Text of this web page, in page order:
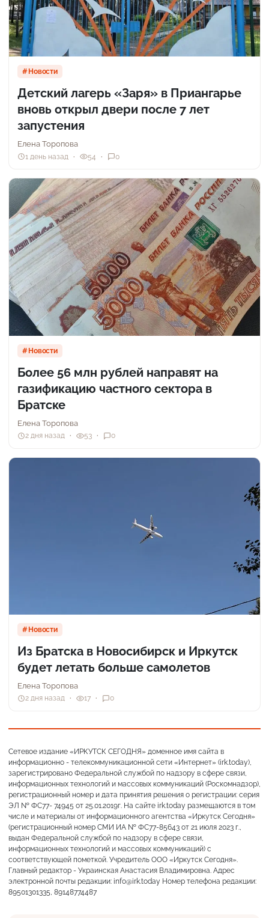
Новости
Детский лагерь «Заря» в Приангарье
вновь открыл двери после 7 лет
запустения
Елена Торопова
1 день назад 54 0
Новости
Более 56 млн рублей направят на
газификацию частного сектора в
Братске
Елена Торопова
2 дня назад 53 0
Новости
Из Братска в Новосибирск и Иркутск
будет летать больше самолетов
Елена Торопова
2 дня назад 17 0
Сетевое издание «ИРКУТСК СЕГОДНЯ» доменное имя сайта в
информационно - телекоммуникационной сети «Интернет» (irk.today),
зарегистрировано Федеральной службой по надзору в сфере связи,
информационных технологий и массовых коммуникаций (Роскомнадзор),
регистрационный номер и дата принятия решения о регистрации: серия
ЭЛ № ФС77- 74945 от 25.01.2019г. На сайте irk.today размещаются в том
числе и материалы от информационного агентства «Иркутск Сегодня»
(регистрационный номер СМИ ИА № ФС77-85643 от 21 июля 2023 г.,
выдан Федеральной службой по надзору в сфере связи,
информационных технологий и массовых коммуникаций) с
соответствующей пометкой. Учредитель ООО «Иркутск Сегодня».
Главный редактор - Украинская Анастасия Владимировна. Адрес
электронной почты редакции: info@irk.today Номер телефона редакции:
89501301335, 89148774487